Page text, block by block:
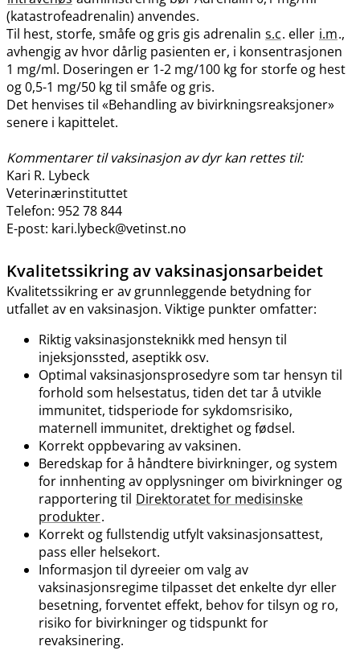
(katastrofeadrenalin) anvendes.
Til hest, storfe, småfe og gris gis adrenalin s.c. eller i.m.,
avhengig av hvor dårlig pasienten er, i konsentrasjonen
1 mg​/​ml. Doseringen er 1-2 mg/100 kg for storfe og hest
og 0,5-1 mg/50 kg til småfe og gris.
Det henvises til «Behandling av bivirkningsreaksjoner»
senere i kapittelet.
Kommentarer til vaksinasjon av dyr kan rettes til:
Kari R. Lybeck
Veterinærinstituttet
Telefon: 952 78 844
E-post: kari.lybeck@vetinst.no
Kvalitetssikring av vaksinasjonsarbeidet
Kvalitetssikring er av grunnleggende betydning for
utfallet av en vaksinasjon. Viktige punkter omfatter:
Riktig vaksinasjonsteknikk med hensyn til
injeksjonssted, aseptikk osv.
Optimal vaksinasjonsprosedyre som tar hensyn til
forhold som helsestatus, tiden det tar å utvikle
immunitet, tidsperiode for sykdomsrisiko,
maternell immunitet, drektighet og fødsel.
Korrekt oppbevaring av vaksinen.
Beredskap for å håndtere bivirkninger, og system
for innhenting av opplysninger om bivirkninger og
rapportering til Direktoratet for medisinske
produkter.
Korrekt og fullstendig utfylt vaksinasjonsattest,
pass eller helsekort.
Informasjon til dyreeier om valg av
vaksinasjonsregime tilpasset det enkelte dyr eller
besetning, forventet effekt, behov for tilsyn og ro,
risiko for bivirkninger og tidspunkt for
revaksinering.